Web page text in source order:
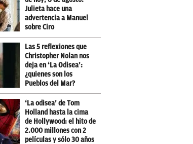
Julieta hace una
advertencia a Manuel
sobre Ciro
Las 5 reflexiones que
Christopher Nolan nos
deja en ‘La Odisea’:
¿quienes son los
Pueblos del Mar?
‘La odisea’ de Tom
Holland hasta la cima
de Hollywood: el hito de
2.000 millones con 2
películas y sólo 30 años